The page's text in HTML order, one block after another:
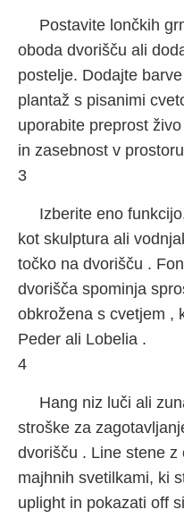
Postavite lončkih
oboda dvorišču ali
postelje. Dodajte
plantaž s pisanimi
uporabite preprost
in zasebnost v
3
Izberite eno
kot skulptura ali
točko na dvorišču .
dvorišča spominja
obkrožena s cvetjem ,
Peder ali Lobelia .
4
Hang niz luči ali
stroške za
dvorišču . Line stene
majhnih svetilkami, ki
uplight in pokazati off